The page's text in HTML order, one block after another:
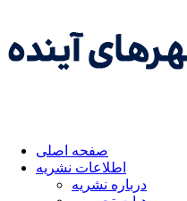
صفحه اصلی
اطلاعات نشریه
درباره نشریه